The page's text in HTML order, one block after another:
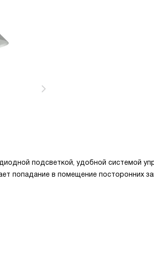
подсветкой, удобной системой
попадание в помещение посторонних